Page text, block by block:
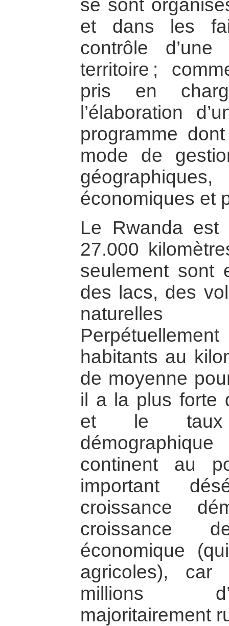
se sont
et dans les
contrôle
territoire ;
pris en
l’élaboration
programme
mode de
économiques et
Le Rwanda
27.000
seulement sont
des lacs, des
naturelles
habitants au
de moyenne
il a la plus forte
et le taux
continent au
important
croissance
croissance
économique
agricoles), car
millions
majoritairement